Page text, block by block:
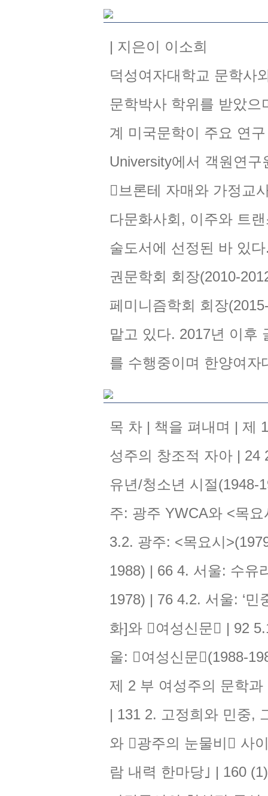
| 지은이 이소희
덕성여자대학교 문학사
문학박사 학위를 받았
계 미국문학이 주요 연
University에서 객원연
󰡔브론테 자매와 가정교
다문화사회, 이주와 트
술도서에 선정된 바 있
권문학회 회장(2010-
페미니즘학회 회장
맡고 있다. 2017년 이후
를 수행중이며 한양여
목 차 | 책을 펴내며 | 제
성주의 창조적 자아 |
유년/청소년 시절(1948-
주: 광주 YWCA와 <목
3.2. 광주: <목요시
1988) | 66 4. 서울: 수유
1978) | 76 4.2. 서울: ‘
화]와 󰡔여성신문󰡕 | 92
울: 󰡔여성신문󰡕(1988-
제 2 부 여성주의 문학
| 131 2. 고정희와 민중,
와 󰡔광주의 눈물비󰡕 사
람 내력 한마당｣ | 160